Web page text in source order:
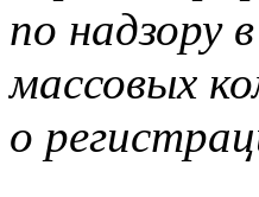
по надзору
массовых
о